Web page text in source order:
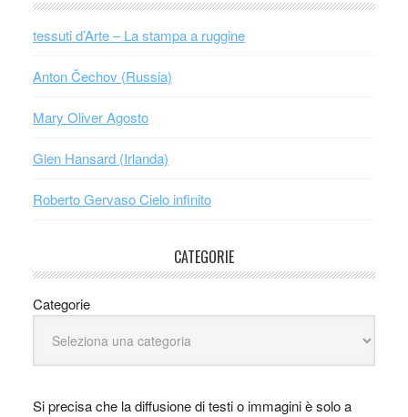
tessuti d’Arte – La stampa a ruggine
Anton Čechov (Russia)
Mary Oliver Agosto
Glen Hansard (Irlanda)
Roberto Gervaso Cielo infinito
CATEGORIE
Categorie
Si precisa che la diffusione di testi o immagini è solo a